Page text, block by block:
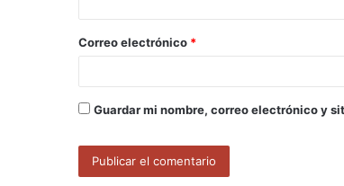
*
Correo electrónico *
Guardar mi nombre, correo electrónico y